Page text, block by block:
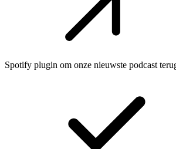
Spotify plugin om onze nieuwste podcast